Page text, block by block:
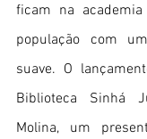
ficam na
população com
suave. O
Biblioteca Sinhá
Molina, um